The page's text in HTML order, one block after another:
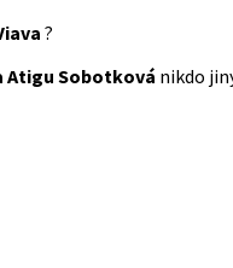
?
Atigu Sobotková nikdo